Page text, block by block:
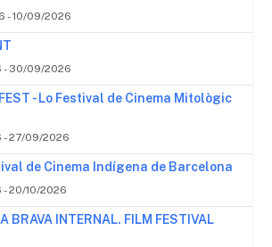
- 10/09/2026
- 30/09/2026
- Lo Festival de Cinema Mitològic
- 27/09/2026
de Cinema Indígena de Barcelona
20/10/2026
BRAVA INTERNAL. FILM FESTIVAL